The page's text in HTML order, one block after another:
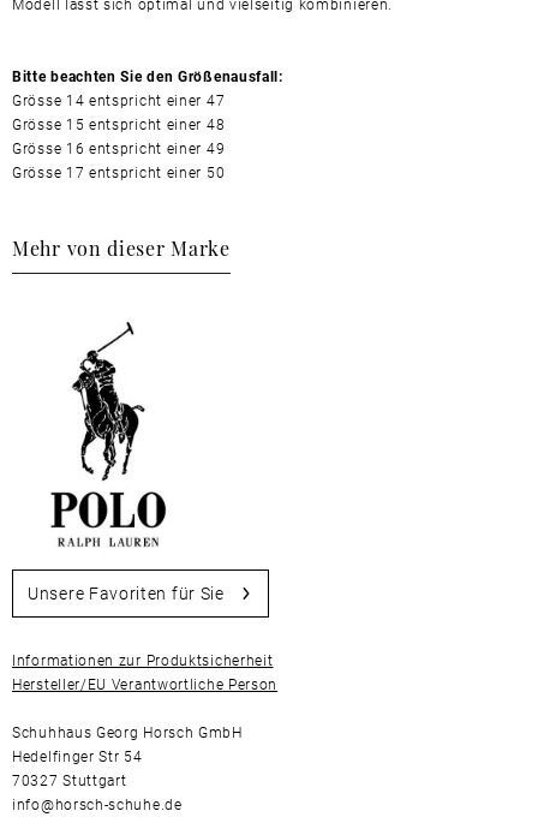
Bitte beachten Sie den Größenausfall:
Grösse 14 entspricht einer 47
Grösse 15 entspricht einer 48
Grösse 16 entspricht einer 49
Grösse 17 entspricht einer 50
Mehr von dieser Marke
Unsere Favoriten für Sie
Informationen zur Produktsicherheit
Hersteller/EU Verantwortliche Person
Schuhhaus Georg Horsch GmbH
Hedelfinger Str 54
70327 Stuttgart
info@horsch-schuhe.de